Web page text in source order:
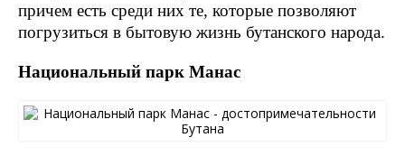
причем есть среди них те, которые позволяют
погрузиться в бытовую жизнь бутанского народа.
Национальный парк Манас